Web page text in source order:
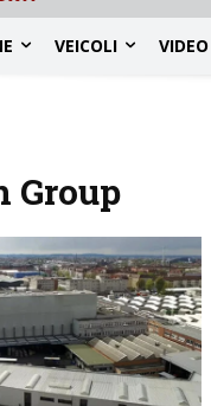
VEICOLI VIDEO
Group